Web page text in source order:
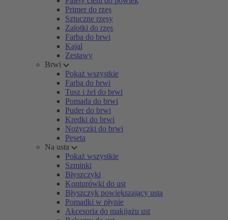
Primer do rzęs
Sztuczne rzęsy
Zalotki do rzęs
Farba do brwi
Kajal
Zestawy
Brwi
Pokaż wszystkie
Farba do brwi
Tusz i żel do brwi
Pomada do brwi
Puder do brwi
Kredki do brwi
Nożyczki do brwi
Pęseta
Na usta
Pokaż wszystkie
Szminki
Błyszczyki
Konturówki do ust
Błyszczyk powiększający usta
Pomadki w płynie
Akcesoria do makijażu ust